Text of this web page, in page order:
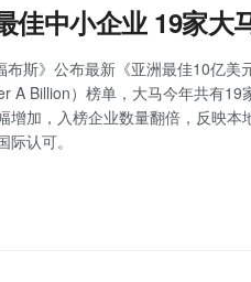
佳中小企业 19家大
斯》公布最新《亚洲最佳10亿美
A Billion）榜单，大马今年共有19
增加，入榜企业数量翻倍，反映本
认可。